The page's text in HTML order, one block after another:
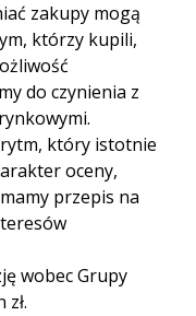
zakupy mogą
którzy kupili,
do czynienia z
który istotnie
oceny,
przepis na
wobec Grupy